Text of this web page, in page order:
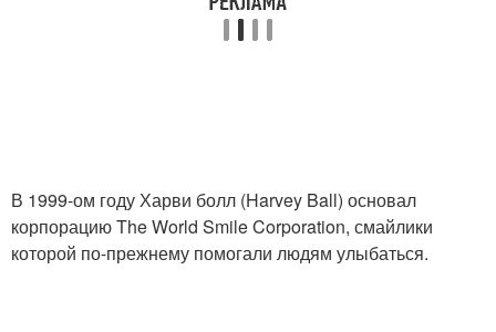
В 1999-ом году Харви болл (Harvey Ball) основал
корпорацию The World Smile Corporation, смайлики
которой по-прежнему помогали людям улыбаться.